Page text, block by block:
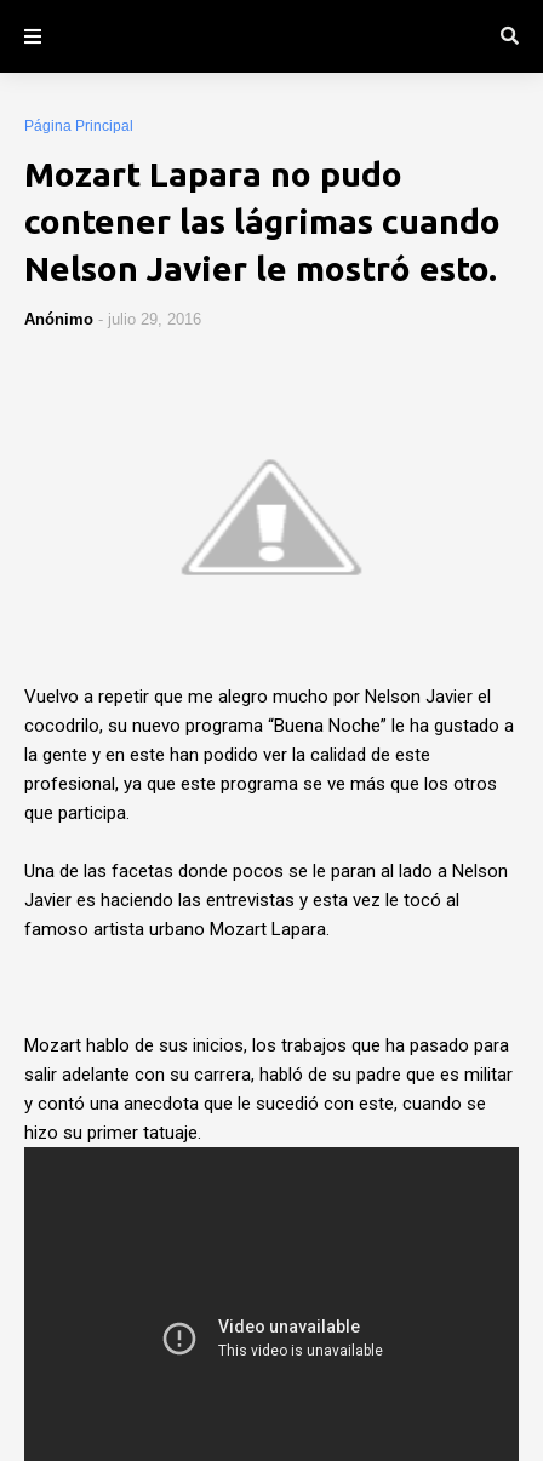
Página Principal
Mozart Lapara no pudo
contener las lágrimas cuando
Nelson Javier le mostró esto.
Anónimo - julio 29, 2016
Vuelvo a repetir que me alegro mucho por Nelson Javier el
cocodrilo, su nuevo programa “Buena Noche” le ha gustado a
la gente y en este han podido ver la calidad de este
profesional, ya que este programa se ve más que los otros
que participa.
Una de las facetas donde pocos se le paran al lado a Nelson
Javier es haciendo las entrevistas y esta vez le tocó al
famoso artista urbano Mozart Lapara.
Mozart hablo de sus inicios, los trabajos que ha pasado para
salir adelante con su carrera, habló de su padre que es militar
y contó una anecdota que le sucedió con este, cuando se
hizo su primer tatuaje.